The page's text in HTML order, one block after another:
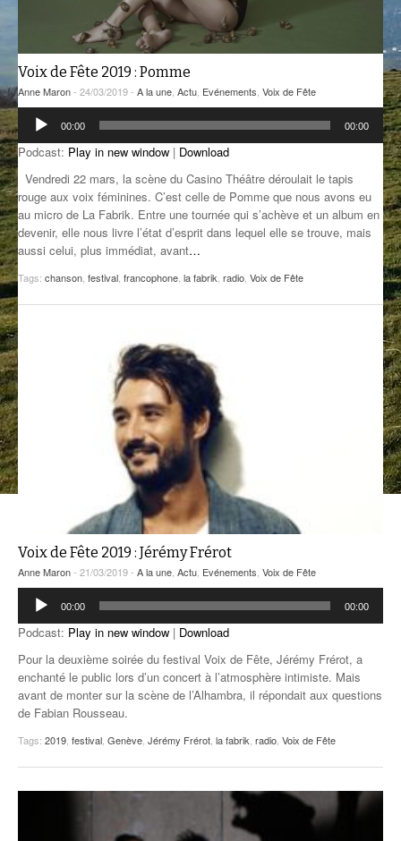
GROOVE N SUN
IL ÉTAIT UNE FOIS
L’ASTUCE DE LA PORTE EN BOIS
LA FABRIK POÉTIK
LA SOUTERRAINE
MUSIQUE DES ANTIPODES
NOS ANCIENS
THEME FORCE
ZIRCONIUM
ANCIENNES ÉMISSIONS
PLUS DE MIX
Voix de Fête 2019 : Pomme
Anne Maron- 24/03/2019 - A la une Actu Evénements Voix de Fête
Lecteur
audio
00:00 00:00
Podcast: Play in new window | Download
Vendredi 22 mars, la scène du Casino Théâtre déroulait le tapis
rouge aux voix féminines. C’est celle de Pomme que nous avons eu
au micro de La Fabrik. Entre une tournée qui s’achève et un album en
devenir, elle nous livre l’état d’esprit dans lequel elle se trouve, mais
aussi celui, plus immédiat, avant…
Tags: chanson festival francophone la fabrik radio Voix de Fête
Voix de Fête 2019 : Jérémy Frérot
Anne Maron- 21/03/2019 - A la une Actu Evénements Voix de Fête
Lecteur
audio
00:00 00:00
Podcast: Play in new window | Download
Pour la deuxième soirée du festival Voix de Fête, Jérémy Frérot, a
enchanté le public lors d’un concert à l’atmosphère intimiste. Mais
avant de monter sur la scène de l’Alhambra, il répondait aux questions
de Fabian Rousseau.
Tags: 2019 festival Genève Jérémy Frérot la fabrik radio Voix de Fête